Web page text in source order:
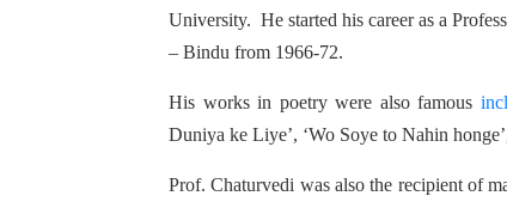
University. He started his career as a
– Bindu from 1966-72.
His works in poetry were also famous
Duniya ke Liye’, ‘Wo Soye to Nahin
Prof. Chaturvedi was also the recipient of